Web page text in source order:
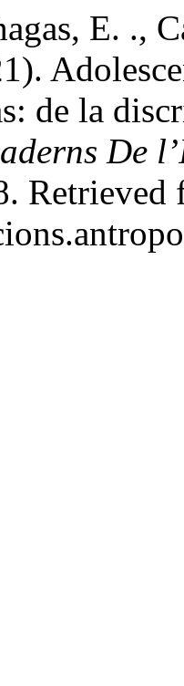
E. .,
de la
De
Retrieved